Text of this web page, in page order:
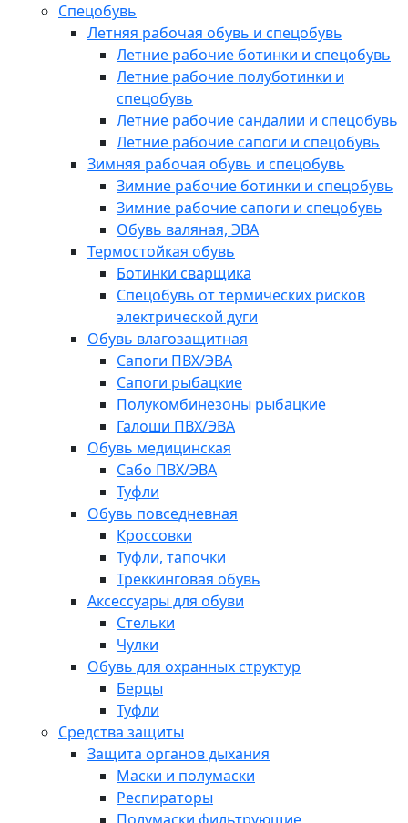
Спецобувь
Летняя рабочая обувь и спецобувь
Летние рабочие ботинки и спецобувь
Летние рабочие полуботинки и
спецобувь
Летние рабочие сандалии и спецобувь
Летние рабочие сапоги и спецобувь
Зимняя рабочая обувь и спецобувь
Зимние рабочие ботинки и спецобувь
Зимние рабочие сапоги и спецобувь
Обувь валяная, ЭВА
Термостойкая обувь
Ботинки сварщика
Спецобувь от термических рисков
электрической дуги
Обувь влагозащитная
Сапоги ПВХ/ЭВА
Сапоги рыбацкие
Полукомбинезоны рыбацкие
Галоши ПВХ/ЭВА
Обувь медицинская
Сабо ПВХ/ЭВА
Туфли
Обувь повседневная
Кроссовки
Туфли, тапочки
Треккинговая обувь
Аксессуары для обуви
Стельки
Чулки
Обувь для охранных структур
Берцы
Туфли
Средства защиты
Защита органов дыхания
Маски и полумаски
Респираторы